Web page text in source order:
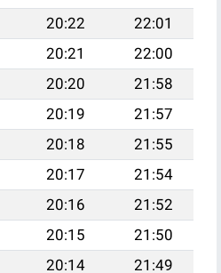
20:22
22:01
20:21
22:00
20:20
21:58
20:19
21:57
20:18
21:55
20:17
21:54
20:16
21:52
20:15
21:50
20:14
21:49